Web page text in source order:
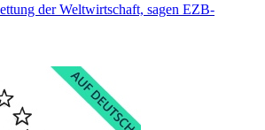
der Weltwirtschaft, sagen EZB-